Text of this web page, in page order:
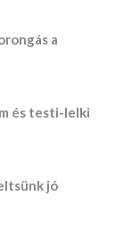
a
és testi-lelki
jó